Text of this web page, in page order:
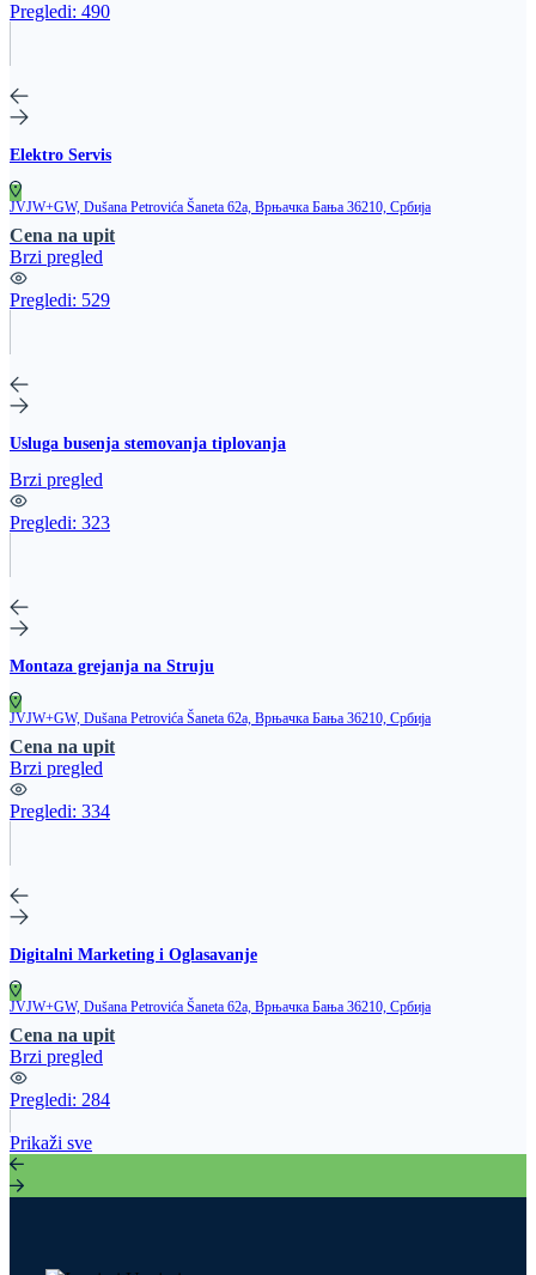
Pregledi: 490
Elektro Servis
JVJW+GW, Dušana Petrovića Šaneta 62a, Врњачка Бања 36210, Србија
Cena na upit
Brzi pregled
Pregledi: 529
Usluga busenja stemovanja tiplovanja
Brzi pregled
Pregledi: 323
Montaza grejanja na Struju
JVJW+GW, Dušana Petrovića Šaneta 62a, Врњачка Бања 36210, Србија
Cena na upit
Brzi pregled
Pregledi: 334
Digitalni Marketing i Oglasavanje
JVJW+GW, Dušana Petrovića Šaneta 62a, Врњачка Бања 36210, Србија
Cena na upit
Brzi pregled
Pregledi: 284
Prikaži sve